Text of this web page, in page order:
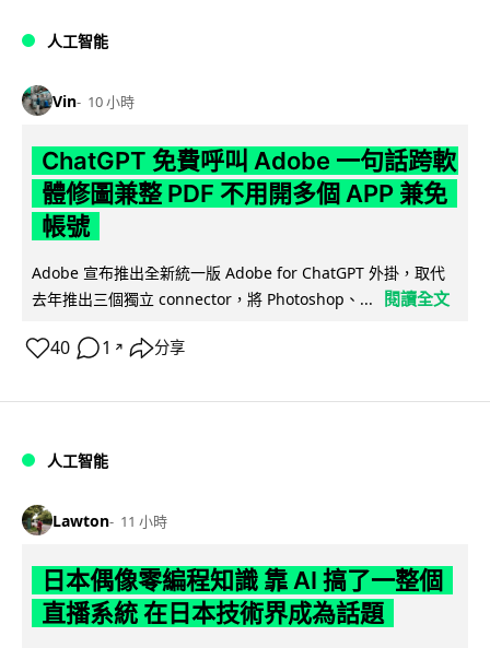
人工智能
Vin 10 小時
ChatGPT 免費呼叫 Adobe 一句話跨軟
體修圖兼整 PDF 不用開多個 APP 兼免
帳號
Adobe 宣布推出全新統一版 Adobe for ChatGPT 外掛，取代
去年推出三個獨立 connector，將 Photoshop、...
閱讀全文
40 1 ↗ 分享
人工智能
Lawton 11 小時
日本偶像零編程知識 靠 AI 搞了一整個
直播系統 在日本技術界成為話題